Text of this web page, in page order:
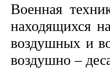
Военная
находящихся
воздушных и
воздушно –